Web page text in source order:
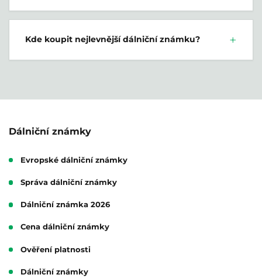
Kde koupit nejlevnější dálniční známku?
Dálniční známky
Evropské dálniční známky
Správa dálniční známky
Dálniční známka 2026
Cena dálniční známky
Ověření platnosti
Dálniční známky